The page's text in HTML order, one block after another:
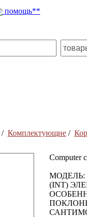
помощь**
/ Комплектующие /
Computer
МОДЕЛЬ:
(INT)